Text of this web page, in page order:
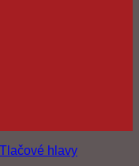
Tlačové hlavy